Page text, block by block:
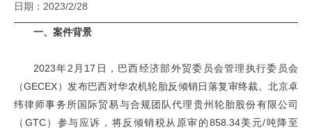
日期：2023/2/28
一、案件背景
2023年2月17日，巴西经济部外贸委员会管理执行委员会
（GECEX）发布巴西对华农机轮胎反倾销日落复审终裁。北京卓
纬律师事务所国际贸易与合规团队代理贵州轮胎股份有限公司
（GTC）参与应诉，将反倾销税从原审的858.34美元/吨降至